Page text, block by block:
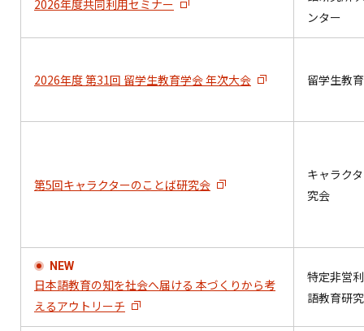
2026年度共同利用セミナー
ンター
2026年度 第31回 留学生教育学会 年次大会 留学生教
第5回キャラクターのことば研究会
キャラク
究会
NEW
日本語教育の知を社会へ届ける 本づくりから考
えるアウトリーチ
特定非営
語教育研